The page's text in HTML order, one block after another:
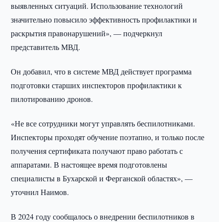
выявленных ситуаций. Использование технологий
значительно повысило эффективность профилактики и
раскрытия правонарушений», — подчеркнул
представитель МВД.
Он добавил, что в системе МВД действует программа
подготовки старших инспекторов профилактики к
пилотированию дронов.
«Не все сотрудники могут управлять беспилотниками.
Инспекторы проходят обучение поэтапно, и только после
получения сертификата получают право работать с
аппаратами. В настоящее время подготовлены
специалисты в Бухарской и Ферганской областях», —
уточнил Наимов.
В 2024 году сообщалось о внедрении беспилотников в